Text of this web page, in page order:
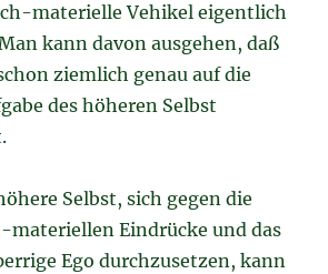
materielle Vehikel eigentlich
kann davon ausgehen, daß
ziemlich genau auf die
des höheren Selbst
Selbst, sich gegen die
materiellen Eindrücke und das
Ego durchzusetzen, kann